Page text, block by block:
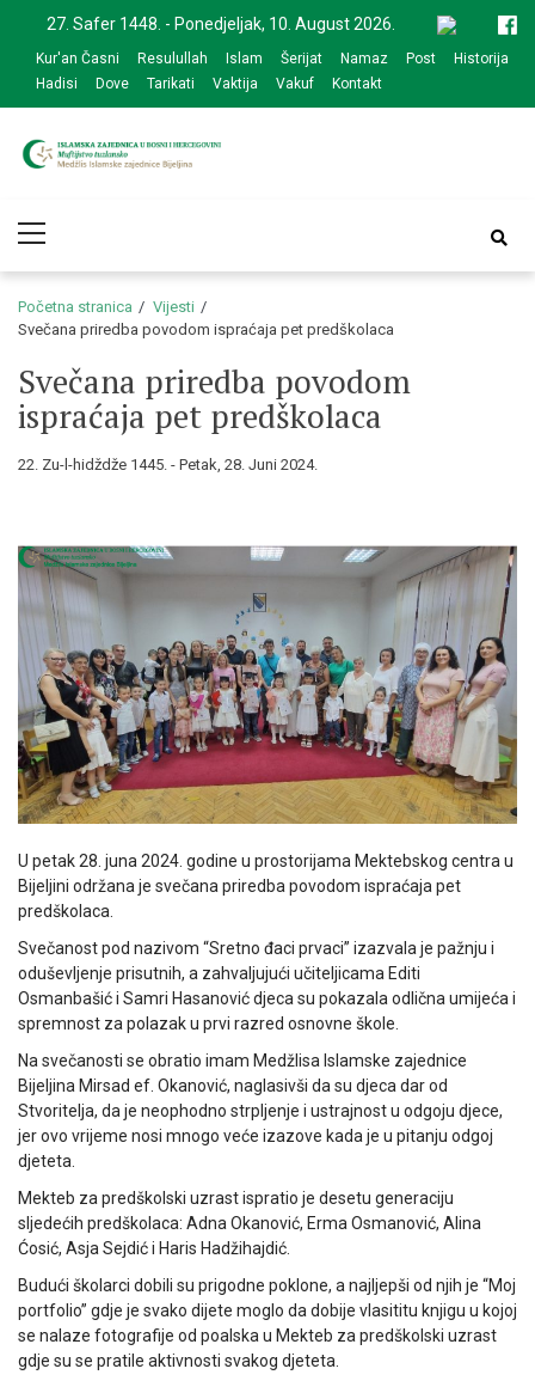
navigation
content
27. Safer 1448. - Ponedjeljak, 10. August 2026.
Kur'an Časni Resulullah Islam Šerijat Namaz Post
Historija
Hadisi
Dove Tarikati Vaktija Vakuf Kontakt
zajednice Bijeljina
Menu
Početna stranica
Vijesti
Svečana priredba povodom ispraćaja pet predškolaca
Svečana priredba povodom
ispraćaja pet predškolaca
22. Zu-l-hidždže 1445. - Petak, 28. Juni 2024.
U petak 28. juna 2024. godine u prostorijama Mektebskog centra u
Bijeljini održana je svečana priredba povodom ispraćaja pet
predškolaca.
Svečanost pod nazivom “Sretno đaci prvaci” izazvala je pažnju i
oduševljenje prisutnih, a zahvaljujući učiteljicama Editi
Osmanbašić i Samri Hasanović djeca su pokazala odlična umijeća i
spremnost za polazak u prvi razred osnovne škole.
Na svečanosti se obratio imam Medžlisa Islamske zajednice
Bijeljina Mirsad ef. Okanović, naglasivši da su djeca dar od
Stvoritelja, da je neophodno strpljenje i ustrajnost u odgoju djece,
jer ovo vrijeme nosi mnogo veće izazove kada je u pitanju odgoj
djeteta.
Mekteb za predškolski uzrast ispratio je desetu generaciju
sljedećih predškolaca: Adna Okanović, Erma Osmanović, Alina
Ćosić, Asja Sejdić i Haris Hadžihajdić.
Budući školarci dobili su prigodne poklone, a najljepši od njih je “Moj
portfolio” gdje je svako dijete moglo da dobije vlasititu knjigu u kojoj
se nalaze fotografije od poalska u Mekteb za predškolski uzrast
gdje su se pratile aktivnosti svakog djeteta.